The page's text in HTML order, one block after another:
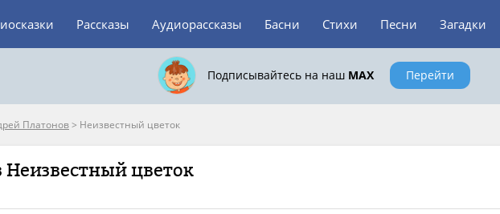
Рассказы Аудиорассказы Басни Стихи Песни Загадки
Подписывайтесь на наш MAX Перейти
Платонов> Неизвестный цветок
Неизвестный цветок